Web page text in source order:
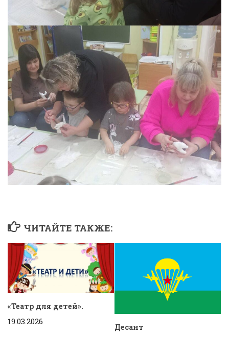
ЧИТАЙТЕ ТАКЖЕ:
«Театр для детей».
19.03.2026
Десант